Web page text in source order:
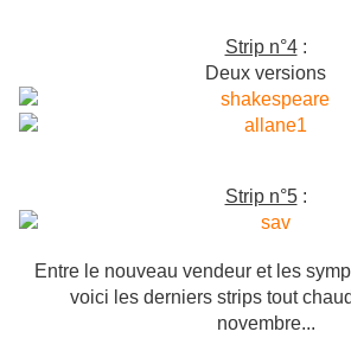
Strip n°4:
Deux versions
Strip n°5:
Entre le nouveau vendeur et les
voici les derniers strips tout
novembre...